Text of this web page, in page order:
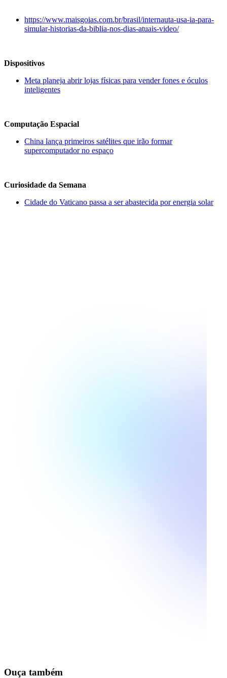
https://www.maisgoias.com.br/brasil/internauta-usa-ia-para-
simular-historias-da-biblia-nos-dias-atuais-video/
Dispositivos
Meta planeja abrir lojas físicas para vender fones e óculos
inteligentes
Computação Espacial
China lança primeiros satélites que irão formar
supercomputador no espaço
Curiosidade da Semana
Cidade do Vaticano passa a ser abastecida por energia solar
Ouça também